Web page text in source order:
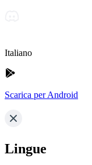
Italiano
Scarica per Android
Lingue